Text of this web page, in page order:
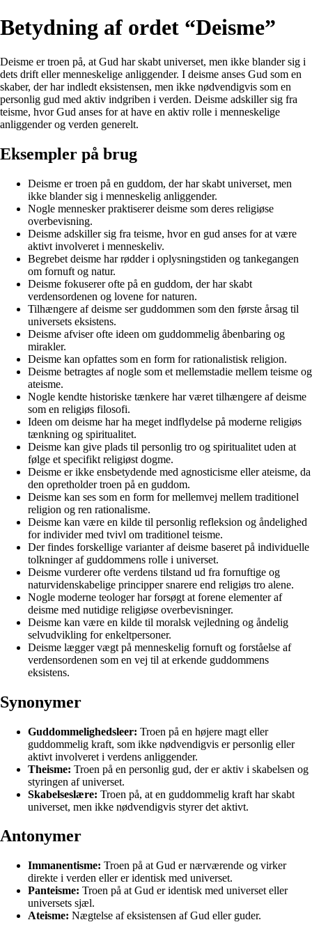
Betydning af ordet “Deisme”
Deisme er troen på, at Gud har skabt universet, men ikke blander sig i
dets drift eller menneskelige anliggender. I deisme anses Gud som en
skaber, der har indledt eksistensen, men ikke nødvendigvis som en
personlig gud med aktiv indgriben i verden. Deisme adskiller sig fra
teisme, hvor Gud anses for at have en aktiv rolle i menneskelige
anliggender og verden generelt.
Eksempler på brug
Deisme er troen på en guddom, der har skabt universet, men
ikke blander sig i menneskelig anliggender.
Nogle mennesker praktiserer deisme som deres religiøse
overbevisning.
Deisme adskiller sig fra teisme, hvor en gud anses for at være
aktivt involveret i menneskeliv.
Begrebet deisme har rødder i oplysningstiden og tankegangen
om fornuft og natur.
Deisme fokuserer ofte på en guddom, der har skabt
verdensordenen og lovene for naturen.
Tilhængere af deisme ser guddommen som den første årsag til
universets eksistens.
Deisme afviser ofte ideen om guddommelig åbenbaring og
mirakler.
Deisme kan opfattes som en form for rationalistisk religion.
Deisme betragtes af nogle som et mellemstadie mellem teisme og
ateisme.
Nogle kendte historiske tænkere har været tilhængere af deisme
som en religiøs filosofi.
Ideen om deisme har ha meget indflydelse på moderne religiøs
tænkning og spiritualitet.
Deisme kan give plads til personlig tro og spiritualitet uden at
følge et specifikt religiøst dogme.
Deisme er ikke ensbetydende med agnosticisme eller ateisme, da
den opretholder troen på en guddom.
Deisme kan ses som en form for mellemvej mellem traditionel
religion og ren rationalisme.
Deisme kan være en kilde til personlig refleksion og åndelighed
for individer med tvivl om traditionel teisme.
Der findes forskellige varianter af deisme baseret på individuelle
tolkninger af guddommens rolle i universet.
Deisme vurderer ofte verdens tilstand ud fra fornuftige og
naturvidenskabelige principper snarere end religiøs tro alene.
Nogle moderne teologer har forsøgt at forene elementer af
deisme med nutidige religiøse overbevisninger.
Deisme kan være en kilde til moralsk vejledning og åndelig
selvudvikling for enkeltpersoner.
Deisme lægger vægt på menneskelig fornuft og forståelse af
verdensordenen som en vej til at erkende guddommens
eksistens.
Synonymer
Guddommelighedsleer: Troen på en højere magt eller
guddommelig kraft, som ikke nødvendigvis er personlig eller
aktivt involveret i verdens anliggender.
Theisme: Troen på en personlig gud, der er aktiv i skabelsen og
styringen af universet.
Skabelseslære: Troen på, at en guddommelig kraft har skabt
universet, men ikke nødvendigvis styrer det aktivt.
Antonymer
Immanentisme: Troen på at Gud er nærværende og virker
direkte i verden eller er identisk med universet.
Panteisme: Troen på at Gud er identisk med universet eller
universets sjæl.
Ateisme: Nægtelse af eksistensen af Gud eller guder.